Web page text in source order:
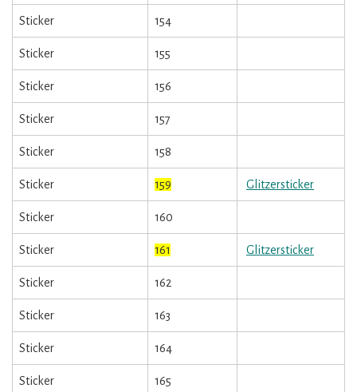
Sticker 154
Sticker 155
Sticker 156
Sticker 157
Sticker 158
Sticker 159 Glitzersticker
Sticker 160
Sticker 161 Glitzersticker
Sticker 162
Sticker 163
Sticker 164
Sticker 165